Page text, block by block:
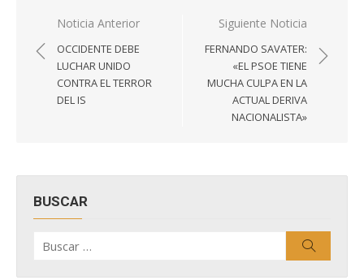
Navegación
de
entradas
Noticia Anterior
OCCIDENTE DEBE
LUCHAR UNIDO
CONTRA EL TERROR
DEL IS
Siguiente Noticia
FERNANDO SAVATER:
«EL PSOE TIENE
MUCHA CULPA EN LA
ACTUAL DERIVA
NACIONALISTA»
BUSCAR
por: